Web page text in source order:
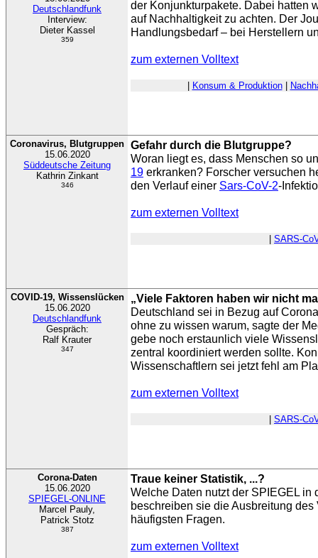
Deutschlandfunk
Interview:
Dieter Kassel
359
der Konjunkturpakete. Dabei hatten
auf Nachhaltigkeit zu achten. Der
Handlungsbedarf – bei Herstellern
zum externen Volltext
Konsum & Produktion|
Coronavirus, Blutgruppen
15.06.2020
Süddeutsche Zeitung
Kathrin Zinkant
346
Gefahr durch die Blutgruppe?
Woran liegt es, dass Menschen so
19 erkranken? Forscher versuchen
den Verlauf einer Sars-CoV-2-
zum externen Volltext
SARS-
COVID-19, Wissenslücken
15.06.2020
Deutschlandfunk
Gespräch:
Ralf Krauter
347
„Viele Faktoren haben wir nicht
Deutschland sei in Bezug auf
ohne zu wissen warum, sagte der
gebe noch erstaunlich viele
zentral koordiniert werden sollte.
Wissenschaftlern sei jetzt fehl am
zum externen Volltext
SARS-
Corona-Daten
15.06.2020
SPIEGEL-ONLINE
Marcel Pauly,
Patrick Stotz
387
Traue keiner Statistik, ...?
Welche Daten nutzt der SPIEGEL in
beschreiben sie die Ausbreitung
häufigsten Fragen.
zum externen Volltext